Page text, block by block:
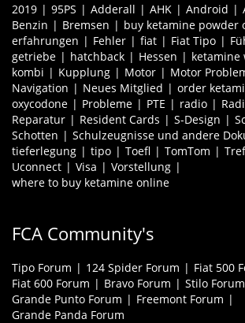
2019 95PS Adderall AHK Android
Benzin
Bremsen buy ketamine powder
erfahrungen
Fehler fiat Fiat Tipo
getriebe
hatchback Hessen
ketamine
kombi
Kupplung Motor Motor
Navigation
Neues Mitglied
order
oxycodone
Probleme PTE radio
Reparatur
Resident Cards S-Design
Schotten
Schulzeugnisse und andere
tieferlegung
tipo Toefl TomTom
Uconnect
Visa
Vorstellung
where to buy ketamine online
FCA Community's
Tipo Forum 124 Spider Forum
Fiat 500
Fiat 600 Forum
Bravo Forum
Stilo Forum
Grande Punto Forum
Freemont Forum
Grande Panda Forum